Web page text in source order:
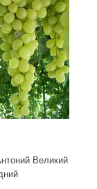
Великий